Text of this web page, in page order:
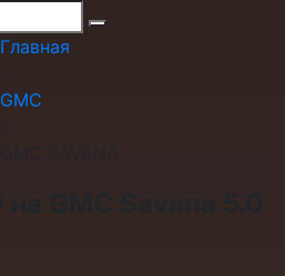
Главная
GMC